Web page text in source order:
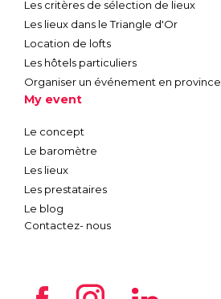
Les critères de sélection de lieux
Les lieux dans le Triangle d'Or
Location de lofts
Les hôtels particuliers
Organiser un événement en province
My event
Le concept
Le baromètre
Les lieux
Les prestataires
Le blog
Contactez- nous